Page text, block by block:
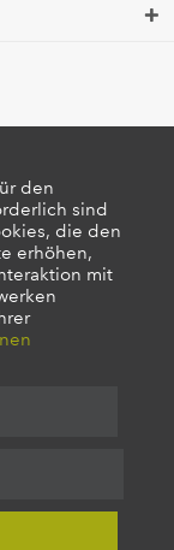
den
sind
die den
erhöhen,
mit